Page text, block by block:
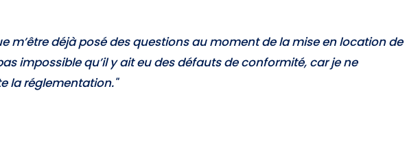
m’être déjà posé des questions au moment de la mise en location de
impossible qu’il y ait eu des défauts de conformité, car je ne
la réglementation."